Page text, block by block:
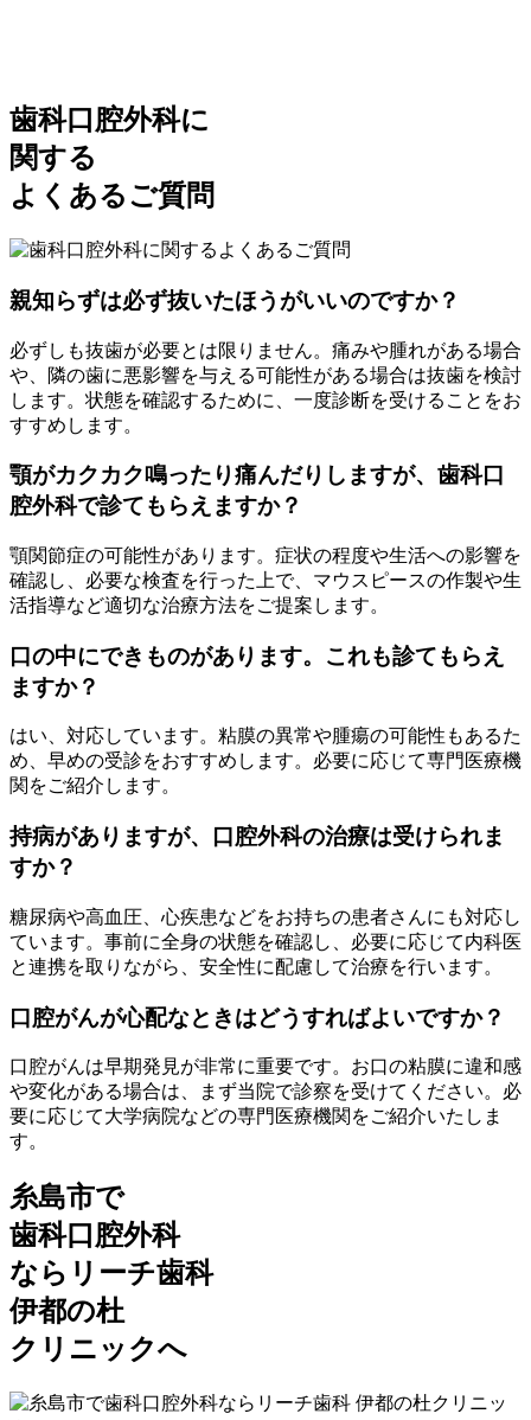
歯科口腔外科に
関する
よくあるご質問
親知らずは必ず抜いたほうがいいのですか？
必ずしも抜歯が必要とは限りません。痛みや腫れがある場合
や、隣の歯に悪影響を与える可能性がある場合は抜歯を検討
します。状態を確認するために、一度診断を受けることをお
すすめします。
顎がカクカク鳴ったり痛んだりしますが、歯科口
腔外科で診てもらえますか？
顎関節症の可能性があります。症状の程度や生活への影響を
確認し、必要な検査を行った上で、マウスピースの作製や生
活指導など適切な治療方法をご提案します。
口の中にできものがあります。これも診てもらえ
ますか？
はい、対応しています。粘膜の異常や腫瘍の可能性もあるた
め、早めの受診をおすすめします。必要に応じて専門医療機
関をご紹介します。
持病がありますが、口腔外科の治療は受けられま
すか？
糖尿病や高血圧、心疾患などをお持ちの患者さんにも対応し
ています。事前に全身の状態を確認し、必要に応じて内科医
と連携を取りながら、安全性に配慮して治療を行います。
口腔がんが心配なときはどうすればよいですか？
口腔がんは早期発見が非常に重要です。お口の粘膜に違和感
や変化がある場合は、まず当院で診察を受けてください。必
要に応じて大学病院などの専門医療機関をご紹介いたしま
す。
糸島市で
歯科口腔外科
ならリーチ歯科
伊都の杜
クリニックへ